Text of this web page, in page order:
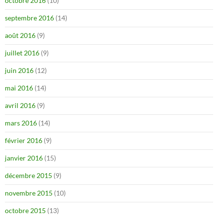
septembre 2016 (14)
août 2016 (9)
juillet 2016 (9)
juin 2016 (12)
mai 2016 (14)
avril 2016 (9)
mars 2016 (14)
février 2016 (9)
janvier 2016 (15)
décembre 2015 (9)
novembre 2015 (10)
octobre 2015 (13)